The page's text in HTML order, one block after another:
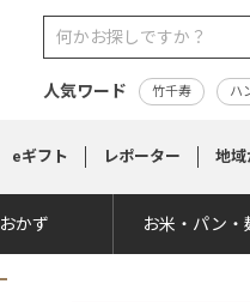
人気ワード 竹千寿 ハ
eギフト レポーター 地域
おかず お米・パン・